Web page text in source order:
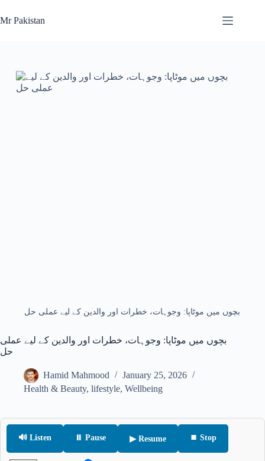
to
content
Mr Pakistan
بچوں میں موٹاپا: وجوہات، خطرات اور والدین کے لیے عملی حل
بچوں میں موٹاپا: وجوہات، خطرات اور والدین کے لیے عملی
حل
Hamid Mahmood
January 25, 2026
Health & Beauty, lifestyle, Wellbeing
🔊 Listen ⏸ Pause ▶ Resume ⏹ Stop